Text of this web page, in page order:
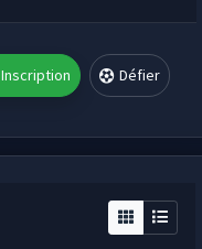
Inscription Défier